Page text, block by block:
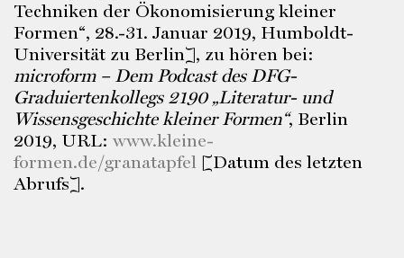
Techniken der Ökonomisierung kleiner
Formen“, 28.-31. Januar 2019, Humboldt-
Universität zu Berlin], zu hören bei:
microform – Dem Podcast des DFG-
Graduiertenkollegs 2190 „Literatur- und
Wissensgeschichte kleiner Formen“, Berlin
2019, URL: www.kleine-
formen.de/granatapfel [Datum des letzten
Abrufs].